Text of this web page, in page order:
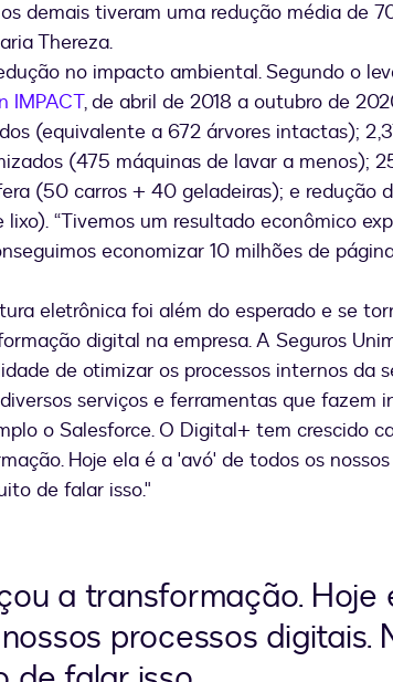
demais tiveram uma redução média de
Thereza.
no impacto ambiental. Segundo o
IMPACT, de abril de 2018 a outubro de
(equivalente a 672 árvores intactas);
(475 máquinas de lavar a menos);
(50 carros + 40 geladeiras); e redução
“Tivemos um resultado econômico
economizar 10 milhões de
eletrônica foi além do esperado e se
digital na empresa. A Seguros
de otimizar os processos internos da
serviços e ferramentas que fazem
o Salesforce. O Digital+ tem crescido
Hoje ela é a 'avó' de todos os
de falar isso."
a transformação. Hoje
processos digitais.